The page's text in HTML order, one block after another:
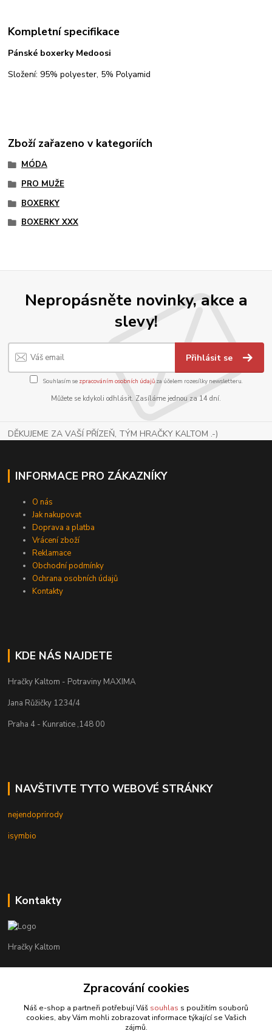
Kompletní specifikace
Pánské boxerky Medoosi
Složení: 95% polyester, 5% Polyamid
Zboží zařazeno v kategoriích
MÓDA
PRO MUŽE
BOXERKY
BOXERKY XXX
Nepropásněte novinky, akce a
slevy!
Přihlásit se
Souhlasím se zpracováním osobních údajůza účelem rozesílky newsletteru.
Můžete se kdykoli odhlásit. Zasíláme jednou za 14 dní.
DĚKUJEME ZA VAŠÍ PŘÍZEŇ, TÝM HRAČKY KALTOM .-)
INFORMACE PRO ZÁKAZNÍKY
O nás
Jak nakupovat
Doprava a platba
Vrácení zboží
Reklamace
Obchodní podmínky
Ochrana osobních údajů
Kontakty
KDE NÁS NAJDETE
Hračky Kaltom - Potraviny MAXIMA
Jana Růžičky 1234/4
Praha 4 - Kunratice ,148 00
NAVŠTIVTE TYTO WEBOVÉ STRÁNKY
nejendoprirody
isymbio
Kontakty
Hračky Kaltom
+420 777 538 008
hrackykaltom@gmail.com
Zpracování cookies
Náš e-shop a partneři potřebují Váš souhlas s použitím souborů
cookies, aby Vám mohli zobrazovat informace týkající se Vašich
zájmů.